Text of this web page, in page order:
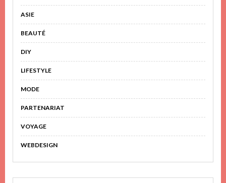
ASIE
BEAUTÉ
DIY
LIFESTYLE
MODE
PARTENARIAT
VOYAGE
WEBDESIGN